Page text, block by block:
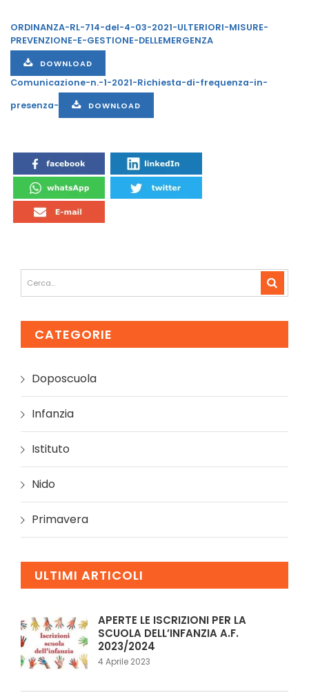
ORDINANZA-RL-714-del-4-03-2021-ULTERIORI-MISURE-
PREVENZIONE-E-GESTIONE-DELLEMERGENZA
DOWNLOAD
Comunicazione-n.-1-2021-Richiesta-di-frequenza-in-
presenza-
DOWNLOAD
CATEGORIE
Doposcuola
Infanzia
Istituto
Nido
Primavera
ULTIMI ARTICOLI
APERTE LE ISCRIZIONI PER LA
SCUOLA DELL’INFANZIA A.F.
2023/2024
4 Aprile 2023